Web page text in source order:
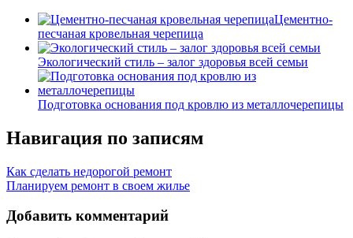
Цементно-
песчаная кровельная черепица
Экологический стиль – залог здоровья всей семьи
Подготовка основания под кровлю из металлочерепицы
Навигация по записям
Как сделать недорогой ремонт
Планируем ремонт в своем жилье
Добавить комментарий